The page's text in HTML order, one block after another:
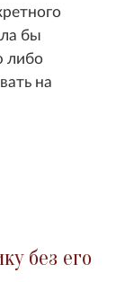
бы
либо
на
без его